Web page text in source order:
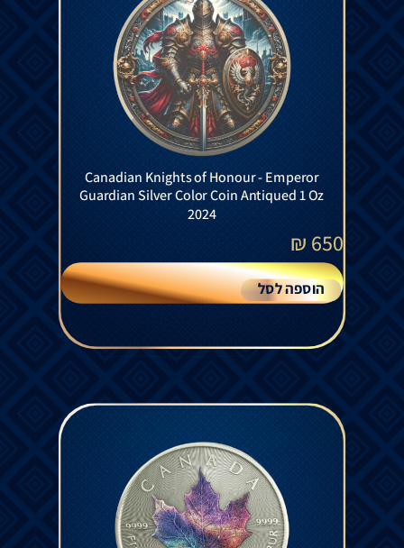
Canadian Knights of Honour - Emperor
Guardian Silver Color Coin Antiqued 1 Oz
2024
650
₪
הוספה לסל